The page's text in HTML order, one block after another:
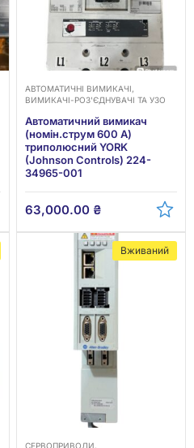
АВТОМАТИЧНІ ВИМИКАЧІ,
ВИМИКАЧІ-РОЗ'ЄДНУВАЧІ ТА УЗО
Автоматичний вимикач
(номін.струм 600 А)
триполюсний YORK
(Johnson Controls) 224-
34965-001
63,000.00 ₴
Вживаний
СЕРВОПРИВОДИ,